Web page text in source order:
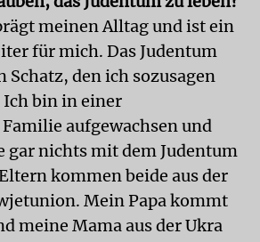
meinen Alltag und ist ein
für mich. Das Judentum
Schatz, den ich sozusagen
Ich bin in einer
aufgewachsen und
gar nichts mit dem Judentum
kommen beide aus der
Mein Papa kommt
meine Mama aus der Ukra